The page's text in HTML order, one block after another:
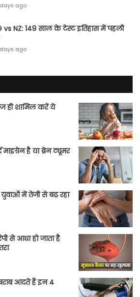
ago
vs NZ: 149 साल के टेस्‍ट इतिहास में पहली
ago
ही शामिल करें ये
माइग्रेन है या ब्रेन ट्यूमर
में तेजी से बढ़ रहा
से आधा हो जाता है
आदतें हैं इन 4